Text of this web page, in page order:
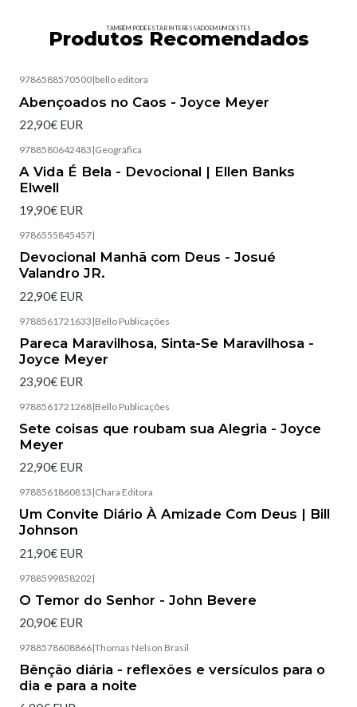
TAMBÉM PODE ESTAR INTERESSADO EM UM DESTES
Produtos Recomendados
9786588570500|bello editora
Abençoados no Caos - Joyce Meyer
22,90€ EUR
Esgotado
9788580642483 |Geográfica
A Vida É Bela - Devocional | Ellen Banks
Elwell
19,90€ EUR
9786555845457|
Devocional Manhã com Deus - Josué
Valandro JR.
22,90€ EUR
9788561721633 |Bello Publicações
Pareca Maravilhosa, Sinta-Se Maravilhosa -
Joyce Meyer
23,90€ EUR
9788561721268|Bello Publicações
Sete coisas que roubam sua Alegria - Joyce
Meyer
22,90€ EUR
9788561860813 |Chara Editora
Um Convite Diário À Amizade Com Deus | Bill
Johnson
21,90€ EUR
9788599858202 |
O Temor do Senhor - John Bevere
20,90€ EUR
9788578608866|Thomas Nelson Brasil
Bênção diária - reflexões e versículos para o
dia e para a noite